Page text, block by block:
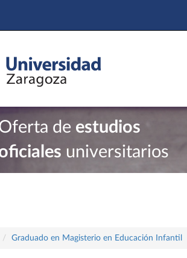
de estudios
universitarios
Graduado en Magisterio en Educación Infantil